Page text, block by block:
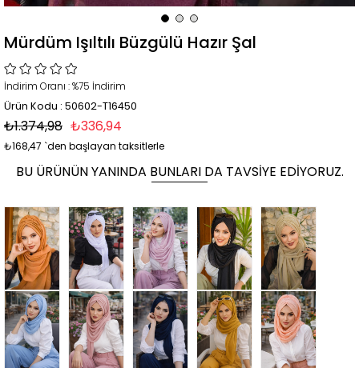
Mürdüm Işıltılı Büzgülü Hazır Şal
İndirim Oranı :%75 İndirim
Ürün Kodu : 50602-T16450
₺1.374,98 ₺336,94
₺168,47 `den başlayan taksitlerle
BU ÜRÜNÜN YANINDA BUNLARI DA TAVSIYE EDIYORUZ.